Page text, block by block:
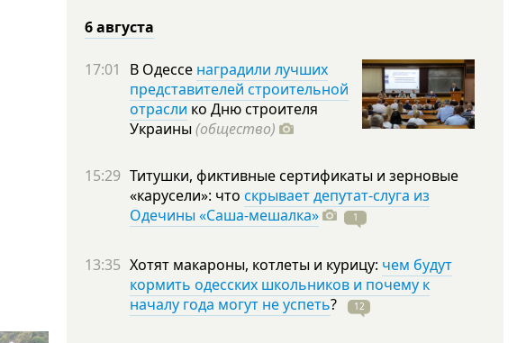
6 августа
17:01 В Одессе наградили лучших
представителей строительной
отрасли ко Дню строителя
Украины (общество)
15:29 Титушки, фиктивные сертификаты и зерновые
«карусели»: что скрывает депутат-слуга из
Одечины «Саша-мешалка»
1
13:35 Хотят макароны, котлеты и курицу: чем будут
кормить одесских школьников и почему к
началу года могут не успеть? 12